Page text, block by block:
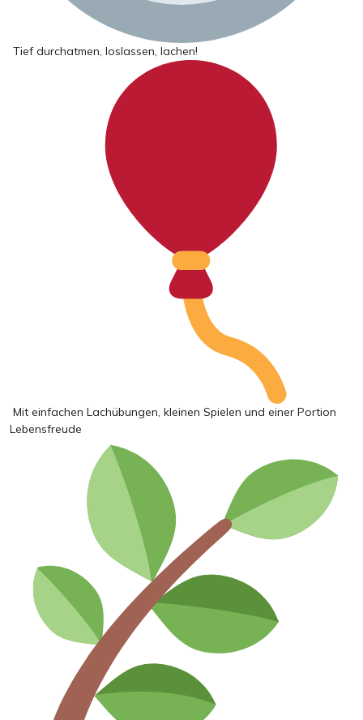
Tief durchatmen, loslassen, lachen!
Mit einfachen Lachübungen, kleinen Spielen und einer Portion
Lebensfreude